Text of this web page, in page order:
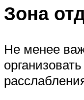
Зона
Не менее